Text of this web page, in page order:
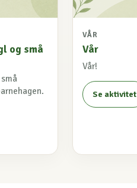
og små
VÅR
Vår
Vår!
Se aktivitet